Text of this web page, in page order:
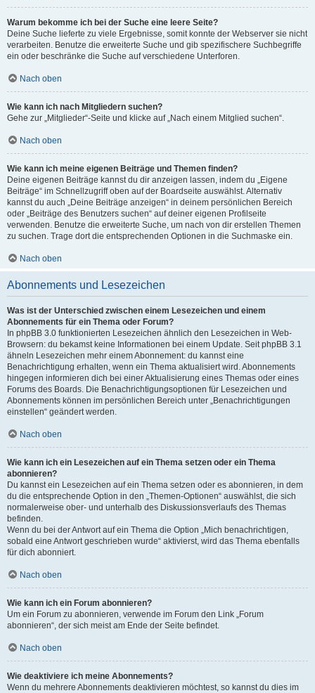
Warum bekomme ich bei der Suche eine leere Seite?
Deine Suche lieferte zu viele Ergebnisse, somit konnte der Webserver sie nicht
verarbeiten. Benutze die erweiterte Suche und gib spezifischere Suchbegriffe
ein oder beschränke die Suche auf verschiedene Unterforen.
Nach oben
Wie kann ich nach Mitgliedern suchen?
Gehe zur „Mitglieder“-Seite und klicke auf „Nach einem Mitglied suchen“.
Nach oben
Wie kann ich meine eigenen Beiträge und Themen finden?
Deine eigenen Beiträge kannst du dir anzeigen lassen, indem du „Eigene
Beiträge“ im Schnellzugriff oben auf der Boardseite auswählst. Alternativ
kannst du auch „Deine Beiträge anzeigen“ in deinem persönlichen Bereich
oder „Beiträge des Benutzers suchen“ auf deiner eigenen Profilseite
verwenden. Benutze die erweiterte Suche, um nach von dir erstellen Themen
zu suchen. Trage dort die entsprechenden Optionen in die Suchmaske ein.
Nach oben
Abonnements und Lesezeichen
Was ist der Unterschied zwischen einem Lesezeichen und einem
Abonnements für ein Thema oder Forum?
In phpBB 3.0 funktionierten Lesezeichen ähnlich den Lesezeichen in Web-
Browsern: du bekamst keine Informationen bei einem Update. Seit phpBB 3.1
ähneln Lesezeichen mehr einem Abonnement: du kannst eine
Benachrichtigung erhalten, wenn ein Thema aktualisiert wird. Abonnements
hingegen informieren dich bei einer Aktualisierung eines Themas oder eines
Forums des Boards. Die Benachrichtigungsoptionen für Lesezeichen und
Abonnements können im persönlichen Bereich unter „Benachrichtigungen
einstellen“ geändert werden.
Nach oben
Wie kann ich ein Lesezeichen auf ein Thema setzen oder ein Thema
abonnieren?
Du kannst ein Lesezeichen auf ein Thema setzen oder es abonnieren, in dem
du die entsprechende Option in den „Themen-Optionen“ auswählst, die sich
normalerweise ober- und unterhalb des Diskussionsverlaufs des Themas
befinden.
Wenn du bei der Antwort auf ein Thema die Option „Mich benachrichtigen,
sobald eine Antwort geschrieben wurde“ aktivierst, wird das Thema ebenfalls
für dich abonniert.
Nach oben
Wie kann ich ein Forum abonnieren?
Um ein Forum zu abonnieren, verwende im Forum den Link „Forum
abonnieren“, der sich meist am Ende der Seite befindet.
Nach oben
Wie deaktiviere ich meine Abonnements?
Wenn du mehrere Abonnements deaktivieren möchtest, so kannst du dies im